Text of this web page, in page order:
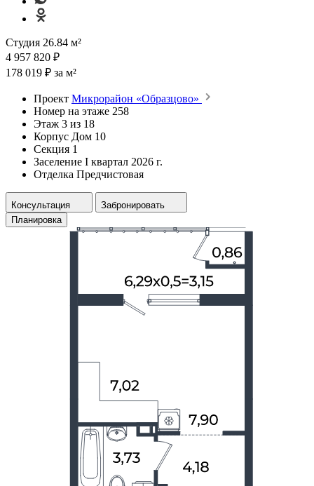
Студия 26.84 м²
4 957 820 ₽
178 019 ₽ за м²
Проект Микрорайон «Образцово»
Номер на этаже 258
Этаж 3 из 18
Корпус Дом 10
Секция 1
Заселение I квартал 2026 г.
Отделка Предчистовая
Консультация
Забронировать
Планировка